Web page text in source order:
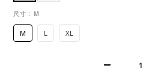
尺寸 : M
M L XL